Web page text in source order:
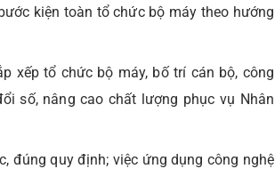
kiện toàn tổ chức bộ máy theo hướng
xếp tổ chức bộ máy, bố trí cán bộ, công
số, nâng cao chất lượng phục vụ Nhân
đúng quy định; việc ứng dụng công nghệ